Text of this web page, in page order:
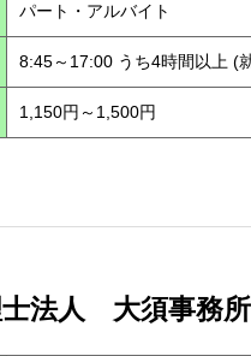
パート・アルバイト
8:45～17:00 うち4時間以上 (
1,150円～1,500円
法人 大須事務所